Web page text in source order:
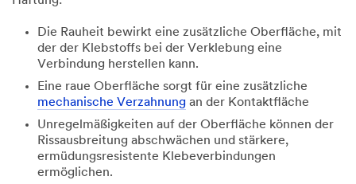
Die Rauheit bewirkt eine zusätzliche Oberfläche, mit
der der Klebstoffs bei der Verklebung eine
Verbindung herstellen kann.
Eine raue Oberfläche sorgt für eine zusätzliche
mechanische Verzahnung an der Kontaktfläche
Unregelmäßigkeiten auf der Oberfläche können der
Rissausbreitung abschwächen und stärkere,
ermüdungsresistente Klebeverbindungen
ermöglichen.